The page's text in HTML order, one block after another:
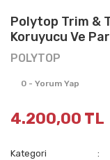
Polytop Trim &
Koruyucu Ve
POLYTOP
0 - Yorum Yap
4.200,00 TL
Kategori